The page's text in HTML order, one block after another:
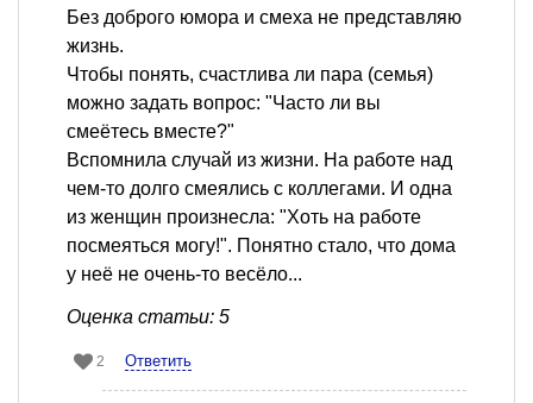
Без доброго юмора и смеха не представляю
жизнь.
Чтобы понять, счастлива ли пара (семья)
можно задать вопрос: "Часто ли вы
смеётесь вместе?"
Вспомнила случай из жизни. На работе над
чем-то долго смеялись с коллегами. И одна
из женщин произнесла: "Хоть на работе
посмеяться могу!". Понятно стало, что дома
у неё не очень-то весёло...
Оценка статьи: 5
2 Ответить